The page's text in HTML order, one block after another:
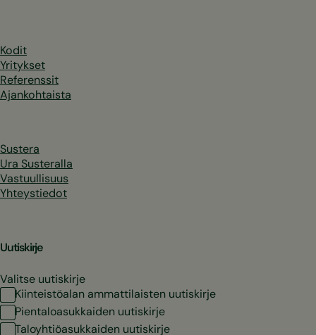
Kodit
Yritykset
Referenssit
Ajankohtaista
Sustera
Ura Susteralla
Vastuullisuus
Yhteystiedot
Uutiskirje
Valitse uutiskirje
Kiinteistöalan ammattilaisten uutiskirje
Pientaloasukkaiden uutiskirje
Taloyhtiöasukkaiden uutiskirje